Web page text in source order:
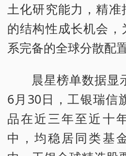
土化研究能力，精准
的结构性成长机会
系完备的全球分散配
晨星榜单数据显
6月30日，工银瑞信
品在近三年至近十
中，均稳居同类基